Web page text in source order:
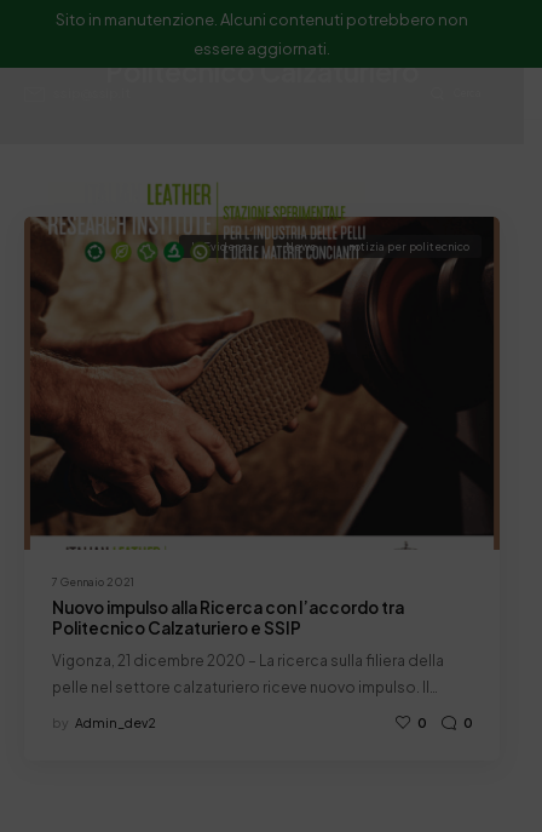
Sito in manutenzione. Alcuni contenuti potrebbero non
essere aggiornati.
Politecnico Calzaturiero
7 Gennaio 2021
In Evidenza News notizia per politecnico
Nuovo impulso alla Ricerca con l’accordo tra
Politecnico Calzaturiero e SSIP
Vigonza, 21 dicembre 2020 – La ricerca sulla filiera della
pelle nel settore calzaturiero riceve nuovo impulso. Il…
by Admin_dev2 0 0